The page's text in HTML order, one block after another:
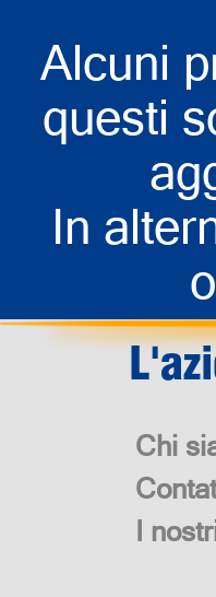
Alcuni
questi
In
Chi
I